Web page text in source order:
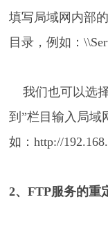
填写局域网内部
目录，例如：
我们也可以选择
到”栏目输入局域
如：http://
2、FTP服务的重